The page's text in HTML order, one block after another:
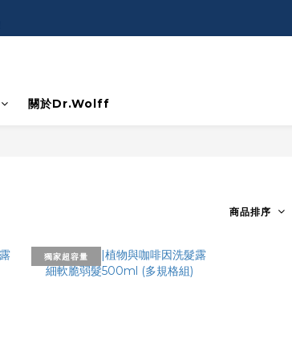
關於Dr.Wolff
商品排序
獨家超容量